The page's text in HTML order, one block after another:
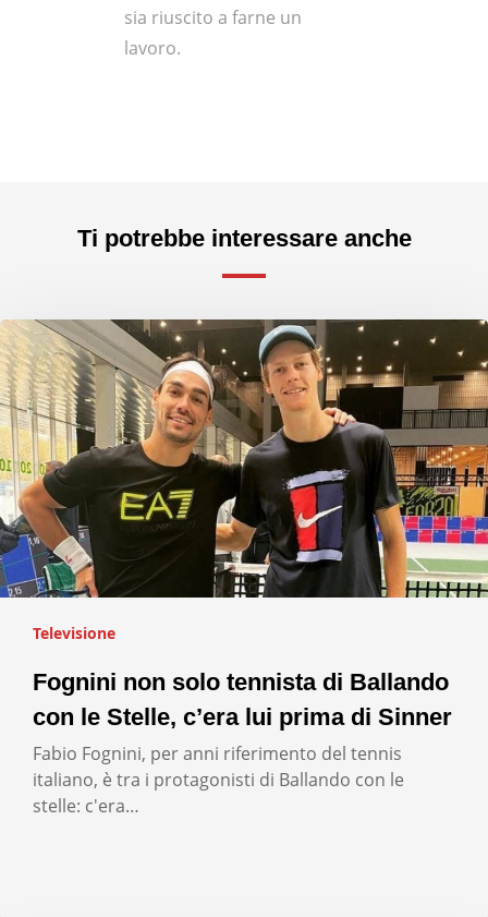
sia riuscito a farne un
lavoro.
Ti potrebbe interessare anche
Televisione
Fognini non solo tennista di Ballando
con le Stelle, c’era lui prima di Sinner
Fabio Fognini, per anni riferimento del tennis
italiano, è tra i protagonisti di Ballando con le
stelle: c'era…